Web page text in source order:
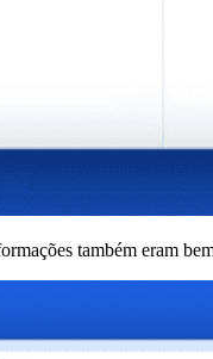
também eram